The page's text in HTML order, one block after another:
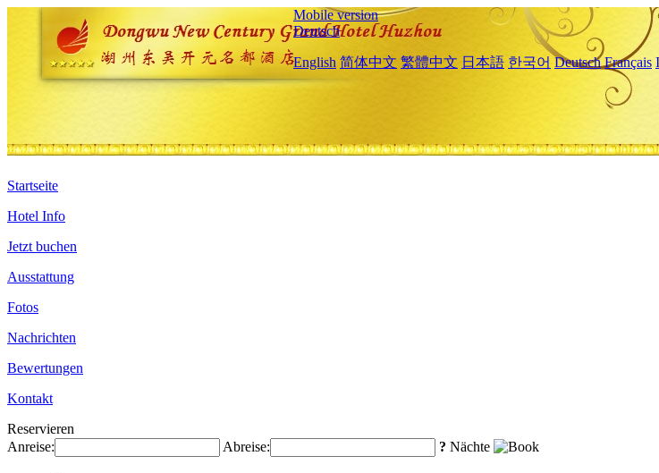
Mobile version
Deutsch
English 简体中文 繁體中文 日本語 한국어 Deutsch Français
Startseite
Hotel Info
Jetzt buchen
Ausstattung
Fotos
Nachrichten
Bewertungen
Kontakt
Reservieren
Anreise:
Abreise: ? Nächte